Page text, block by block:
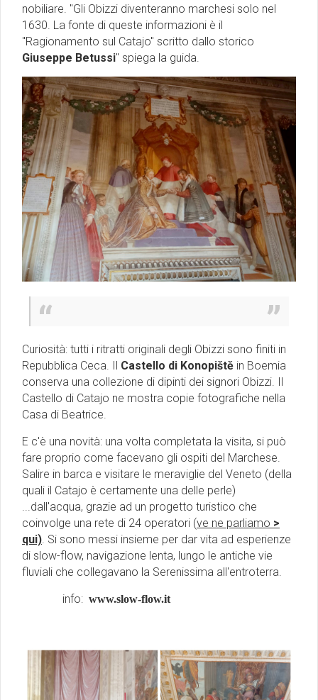
nobiliare. ''Gli Obizzi diventeranno marchesi solo nel
1630. La fonte di queste informazioni è il
"Ragionamento sul Catajo" scritto dallo storico
Giuseppe Betussi" spiega la guida.
Curiosità: tutti i ritratti originali degli Obizzi sono finiti in
Repubblica Ceca. Il Castello di Konopiště in Boemia
conserva una collezione di dipinti dei signori Obizzi. Il
Castello di Catajo ne mostra copie fotografiche nella
Casa di Beatrice.
E c'è una novità: una volta completata la visita, si può
fare proprio come facevano gli ospiti del Marchese.
Salire in barca e visitare le meraviglie del Veneto (della
quali il Catajo è certamente una delle perle)
...dall'acqua, grazie ad un progetto turistico che
coinvolge una rete di 24 operatori (ve ne parliamo >
qui). Si sono messi insieme per dar vita ad esperienze
di slow-flow, navigazione lenta, lungo le antiche vie
fluviali che collegavano la Serenissima all'entroterra.
info: www.slow-flow.it